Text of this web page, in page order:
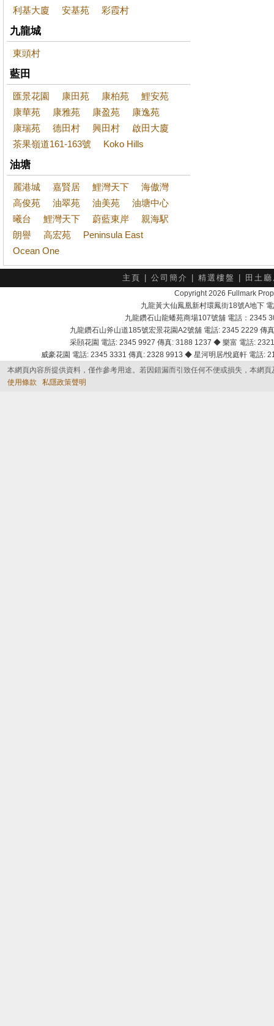
利基大廈 安基苑 彩霞村
九龍城
東頭村
藍田
匯景花園 康田苑 康柏苑
鯉安苑
康華苑
康雅苑 康盈苑
康逸苑
康瑞苑
德田村 興田村
啟田大廈
茶果嶺道161-163號
Koko Hills
油塘
麗港城 嘉賢居 鯉灣天下
海傲灣
高俊苑
油翠苑 油美苑
油塘中心
曦台
鯉灣天下 蔚藍東岸
親海駅
朗譽
高宏苑
Peninsula East
Ocean One
主頁 公司簡介 精選樓盤 田土
Copyright 2026 Fullmark
九龍黃大仙鳳凰新村環鳳街18號A地下
九龍鑽石山龍蟠苑商場107號舖 電話：2345
九龍鑽石山斧山道185號宏景花園A2號舖 電話: 2345 2229
采頣花園 電話: 2345 9927 傳真: 3188 1237 ◆ 樂富 電話:
威豪花園 電話: 2345 3331 傳真: 2328 9913 ◆ 星河明居/悅庭軒 電話
本網頁內容所提供資料，僅作參考用途。若因錯漏而引致任何不便或損失，本網
使用條款
私隱政策聲明